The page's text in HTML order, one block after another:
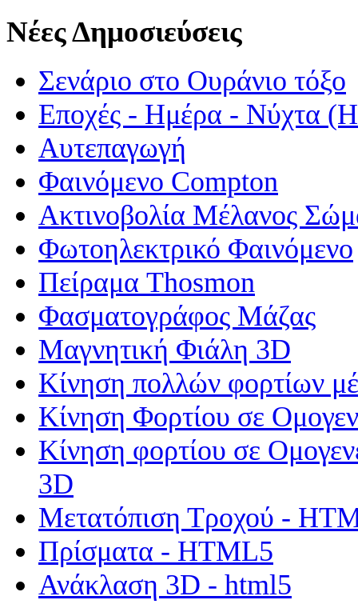
Νέες Δημοσιεύσεις
Σενάριο στο Ουράνιο τόξο
Εποχές - Ημέρα - Νύχτα
Αυτεπαγωγή
Φαινόμενο Compton
Ακτινοβολία Μέλανος
Φωτοηλεκτρικό Φαινόμενο
Πείραμα Thosmon
Φασματογράφος Μάζας
Μαγνητική Φιάλη 3D
Κίνηση πολλών φορτίων
Κίνηση Φορτίου σε
Κίνηση φορτίου σε
3D
Μετατόπιση Τροχού -
Πρίσματα - HTML5
Ανάκλαση 3D - html5